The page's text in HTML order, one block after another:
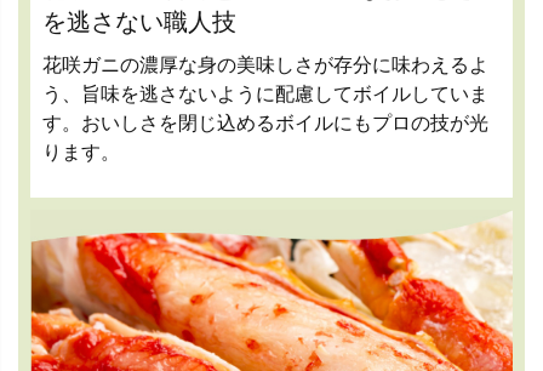
を逃さない職人技
花咲ガニの濃厚な身の美味しさが存分に味わえるよ
う、旨味を逃さないように配慮してボイルしていま
す。おいしさを閉じ込めるボイルにもプロの技が光
ります。